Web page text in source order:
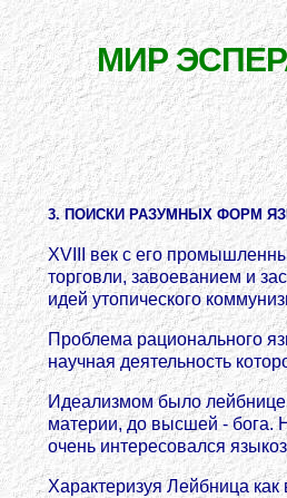
МИР
3. ПОИСКИ РАЗУМНЫХ ФОРМ
XVIII век с его
торговли, завоеванием и
идей утопического
Проблема рационального
научная деятельность
Идеализмом было
материи, до высшей - бога.
очень интересовался
Характеризуя Лейбница